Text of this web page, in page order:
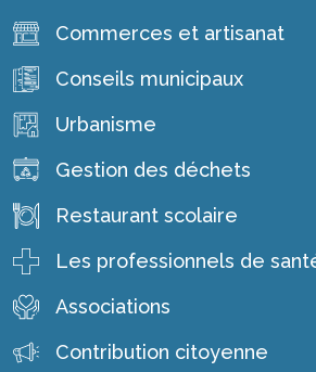
Commerces et artisanat
Conseils municipaux
Urbanisme
Gestion des déchets
Restaurant scolaire
Les professionnels de
Associations
Contribution citoyenne